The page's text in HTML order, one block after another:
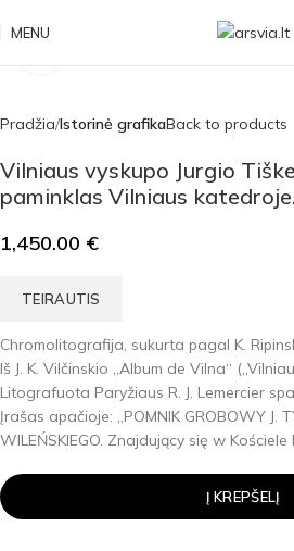
MENU
Pradžia Istorinė grafikaBack to products
Vilniaus vyskupo Jurgio
paminklas Vilniaus
1,450.00 €
TEIRAUTIS
Chromolitografija, sukurta pagal K.
Iš J. K. Vilčinskio „Album de Vilna“
Litografuota Paryžiaus R. J. Lemercier
Įrašas apačioje: „POMNIK GROBOWY J.
WILEŃSKIEGO. Znajdujący się w
Į KREPŠELĮ